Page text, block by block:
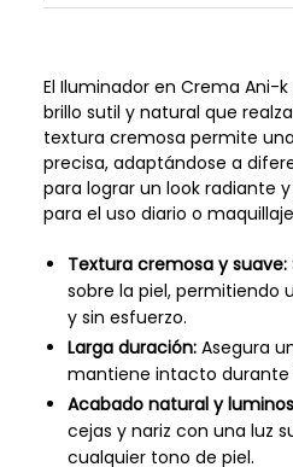
El Iluminador en Crema Ani-
brillo sutil y natural que
textura cremosa permite
precisa, adaptándose a
para lograr un look radiante
para el uso diario o
Textura cremosa y suave:
sobre la piel, permitiendo
y sin esfuerzo.
Larga duración:Asegura
mantiene intacto durante
Acabado natural y
cejas y nariz con una luz
cualquier tono de piel.